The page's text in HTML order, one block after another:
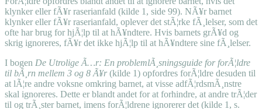
klynker eller fÃ¥r raserianfald (kilde 1, side 99). NÃ¥r barnet
klynker eller fÃ¥r raserianfald, oplever det stÃ¦rke fÃ¸lelser, som det
ofte har brug for hjÃ¦lp til at hÃ¥ndtere. Hvis barnets grÃ¥d og
skrig ignoreres, fÃ¥r det ikke hjÃ¦lp til at hÃ¥ndtere sine fÃ¸lelser.
I bogen De Utrolige Ã…r: En problemlÃ¸sningsguide for forÃ¦ldre
til bÃ¸rn mellem 3 og 8 Ã¥r (kilde 1) opfordres forÃ¦ldre desuden til
at lÃ¦re andre voksne omkring barnet, at visse adfÃ¦rdsmÃ¸nstre
skal ignoreres. Dette er blandt andet for at forhindre, at andre trÃ¦der
til og trÃ¸ster barnet, imens forÃ¦ldrene ignorerer det (kilde 1, s.